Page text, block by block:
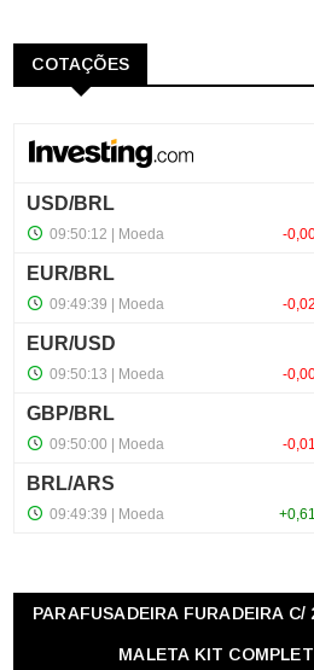
COTAÇÕES
PARAFUSADEIRA FURADEIRA C/
MALETA KIT